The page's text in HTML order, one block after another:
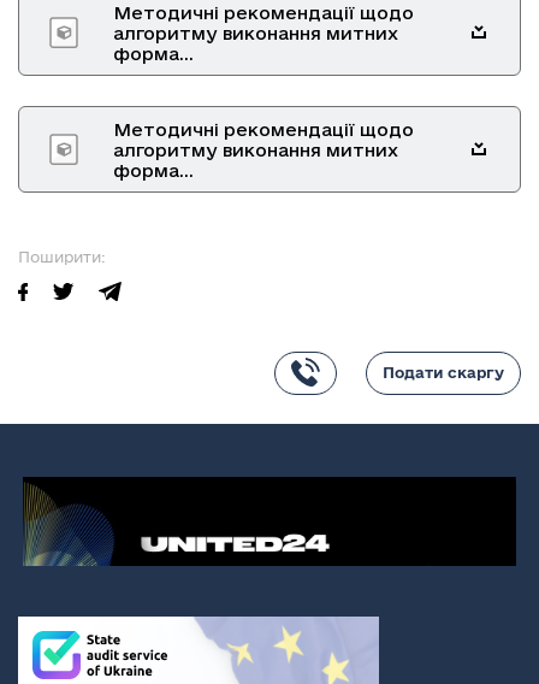
Поширити:
Методичні рекомендації щодо
алгоритму виконання митних
форма...
Методичні рекомендації щодо
алгоритму виконання митних
форма...
Подати скаргу